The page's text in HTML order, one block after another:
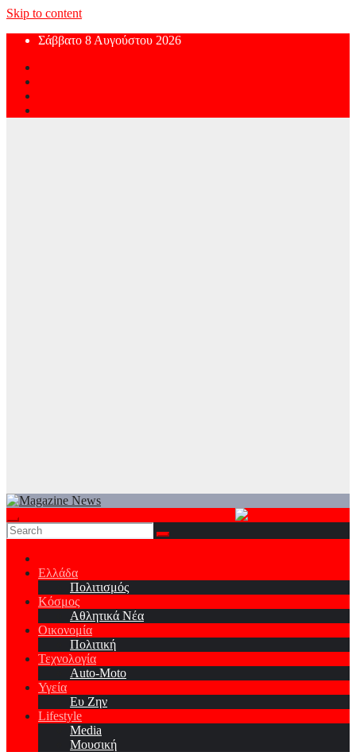
Skip to content
Σάββατο 8 Αυγούστου 2026
Ελλάδα
Πολιτισμός
Κόσμος
Αθλητικά Νέα
Οικονομία
Πολιτική
Τεχνολογία
Auto-Moto
Υγεία
Ευ Ζην
Lifestyle
Media
Μουσική